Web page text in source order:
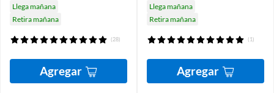
Llega mañana
Retira mañana
(28)
Agregar
Llega mañana
Retira mañana
(1)
Agregar